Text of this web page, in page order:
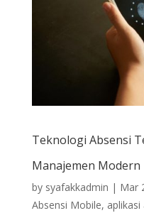
Teknologi Absensi
Manajemen Modern
by syafakkadmin | Mar
Absensi Mobile, aplikasi